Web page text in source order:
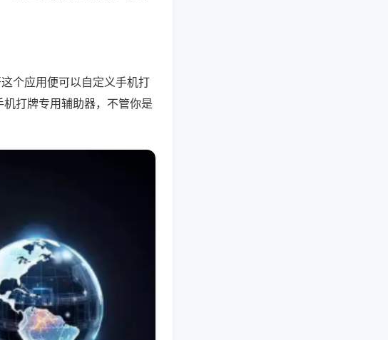
个应用便可以自定义手机打
打牌专用辅助器，不管你是